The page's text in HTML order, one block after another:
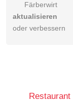
Färberwirt
aktualisieren
oder verbessern
Restaurant